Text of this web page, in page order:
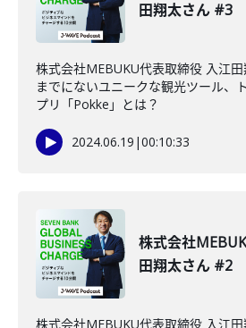
田翔太さん #3
株式会社MEBUKU代表取締役 入江
までにないユニークな観光ツール、
プリ「Pokke」とは？
2024.06.19 |00:10:33
株式会社
田翔太さん #2
株式会社MEBUKU代表取締役 入江